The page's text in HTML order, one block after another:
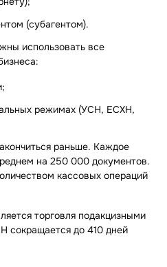
(субагентом).
использовать все
режимах (УСН, ЕСХН,
раньше. Каждое
на 250 000 документов.
кассовых операций
торговля подакцизными
сокращается до 410 дней